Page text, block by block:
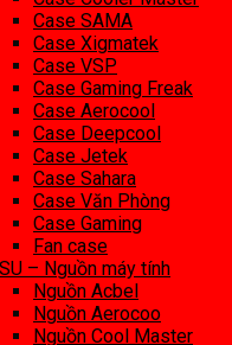
Case SAMA
Case Xigmatek
Case VSP
Case Gaming Freak
Case Aerocool
Case Deepcool
Case Jetek
Case Sahara
Case Văn Phòng
Case Gaming
Fan case
– Nguồn máy tính
Nguồn Acbel
Nguồn Aerocoo
Nguồn Cool Master